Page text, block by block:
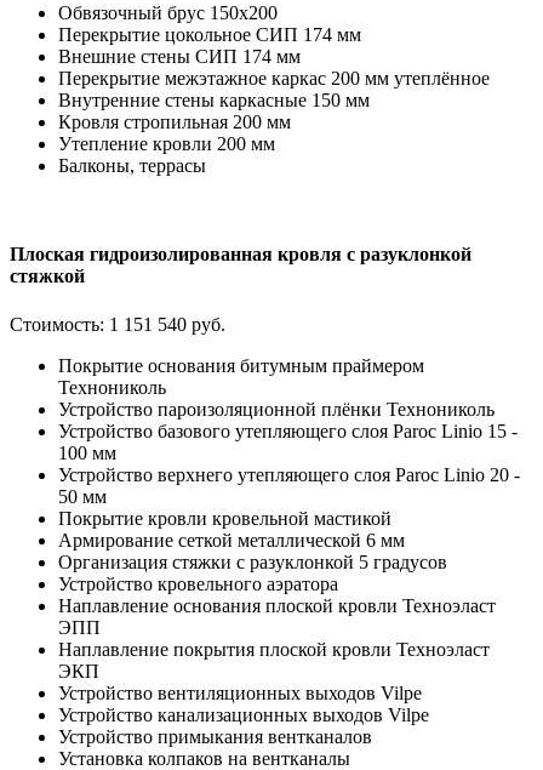
Обвязочный брус 150х200
Перекрытие цокольное СИП 174 мм
Внешние стены СИП 174 мм
Перекрытие межэтажное каркас 200 мм утеплённое
Внутренние стены каркасные 150 мм
Кровля стропильная 200 мм
Утепление кровли 200 мм
Балконы, террасы
Плоская гидроизолированная кровля с разуклонкой
стяжкой
Стоимость: 1 151 540 руб.
Покрытие основания битумным праймером
Технониколь
Устройство пароизоляционной плёнки Технониколь
Устройство базового утепляющего слоя Paroc Linio 15 -
100 мм
Устройство верхнего утепляющего слоя Paroc Linio 20 -
50 мм
Покрытие кровли кровельной мастикой
Армирование сеткой металлической 6 мм
Организация стяжки с разуклонкой 5 градусов
Устройство кровельного аэратора
Наплавление основания плоской кровли Техноэласт
ЭПП
Наплавление покрытия плоской кровли Техноэласт
ЭКП
Устройство вентиляционных выходов Vilpe
Устройство канализационных выходов Vilpe
Устройство примыкания вентканалов
Установка колпаков на вентканалы